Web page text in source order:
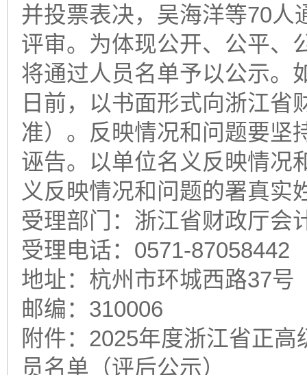
并投票表决，吴海洋等70人
评审。为体现公开、公平、
将通过人员名单予以公示。
日前，以书面形式向浙江省
准）。反映情况和问题要坚
诬告。以单位名义反映情况
义反映情况和问题的署真实
受理部门：浙江省财政厅会
受理电话：0571-87058442
地址：杭州市环城西路37号
邮编：310006
附件：2025年度浙江省正
员名单（评后公示）